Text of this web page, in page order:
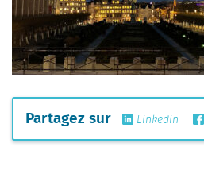
Partagez sur Linkedin